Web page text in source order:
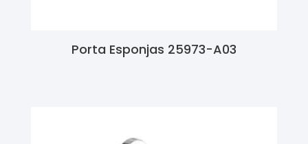
Porta Esponjas 25973-A03